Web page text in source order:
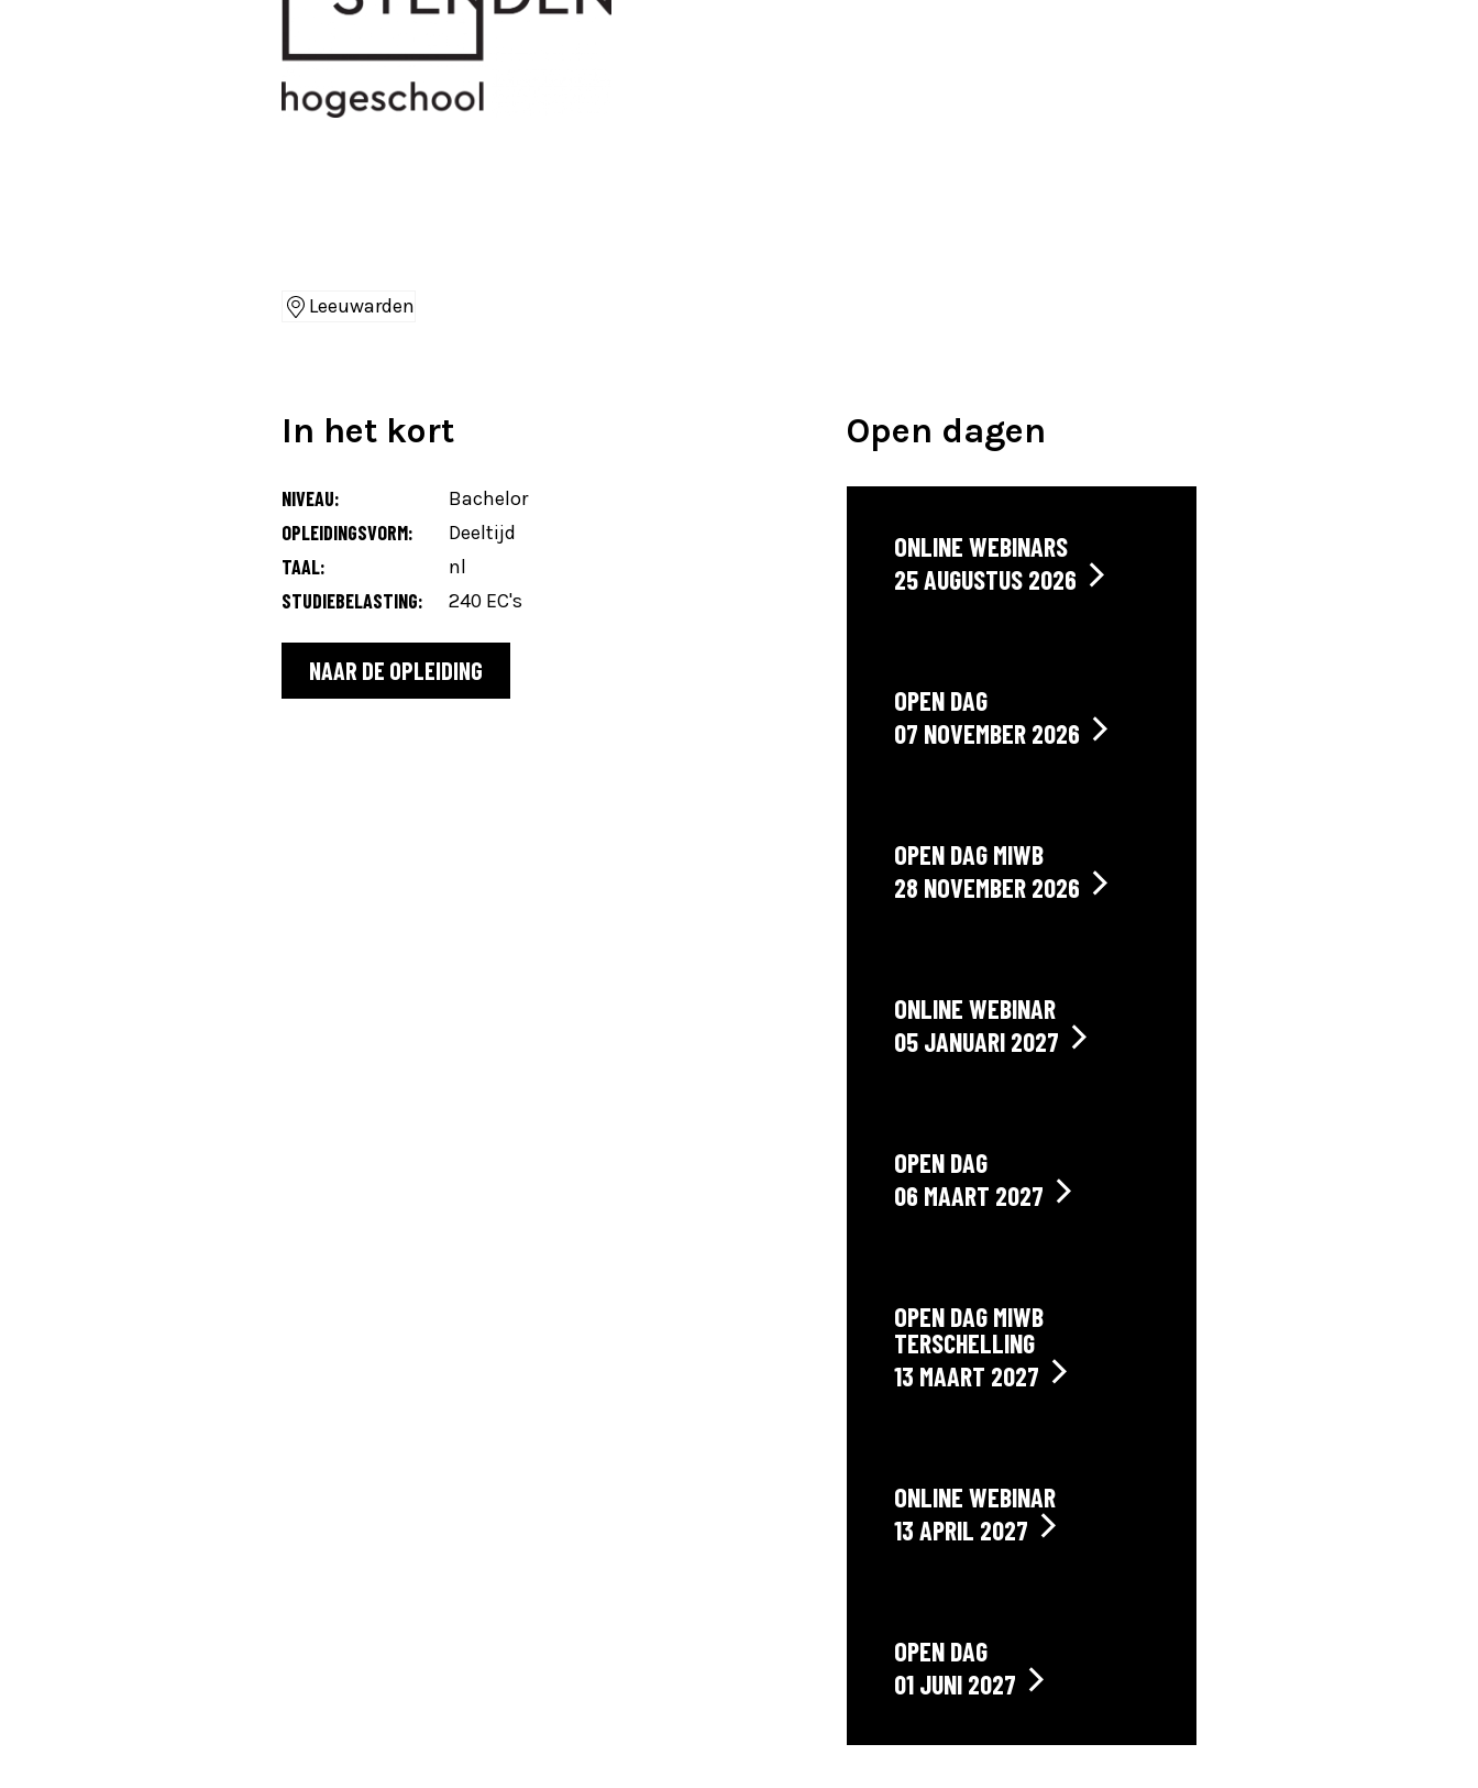
Leeuwarden
In het kort
NIVEAU:
Bachelor
OPLEIDINGSVORM:
Deeltijd
TAAL:
nl
STUDIEBELASTING:
240 EC's
NAAR DE OPLEIDING
Open dagen
ONLINE WEBINARS
25 AUGUSTUS 2026
OPEN DAG
07 NOVEMBER 2026
OPEN DAG MIWB
28 NOVEMBER 2026
ONLINE WEBINAR
05 JANUARI 2027
OPEN DAG
06 MAART 2027
OPEN DAG MIWB
TERSCHELLING
13 MAART 2027
ONLINE WEBINAR
13 APRIL 2027
OPEN DAG
01 JUNI 2027